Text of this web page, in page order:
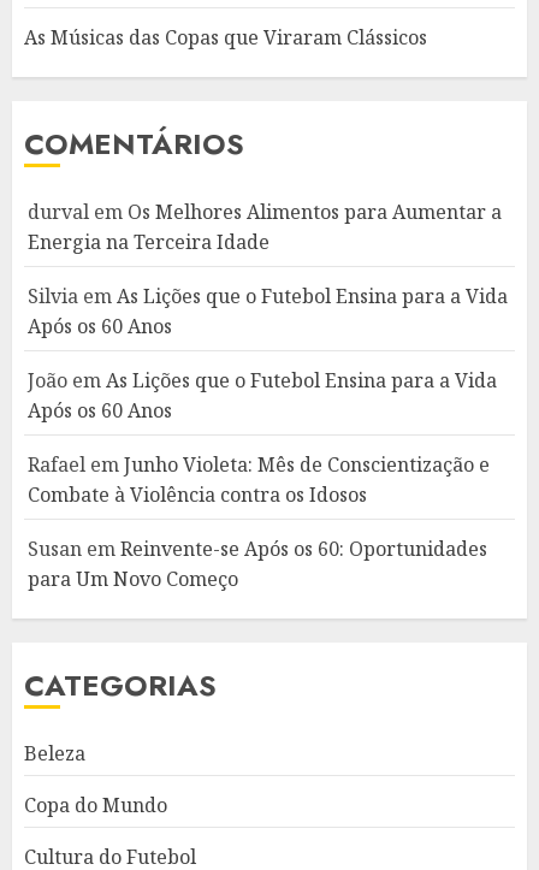
As Músicas das Copas que Viraram Clássicos
COMENTÁRIOS
durval em Os Melhores Alimentos para Aumentar a
Energia na Terceira Idade
Silvia emAs Lições que o Futebol Ensina para a Vida
Após os 60 Anos
João emAs Lições que o Futebol Ensina para a Vida
Após os 60 Anos
Rafael emJunho Violeta: Mês de Conscientização e
Combate à Violência contra os Idosos
Susan emReinvente-se Após os 60: Oportunidades
para Um Novo Começo
CATEGORIAS
Beleza
Copa do Mundo
Cultura do Futebol